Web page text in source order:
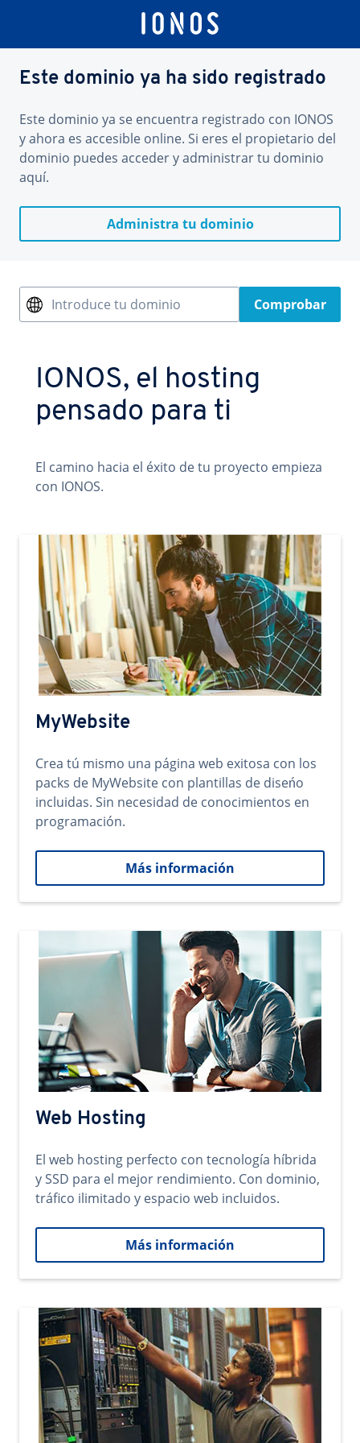
Este dominio ya ha sido registrado
Este dominio ya se encuentra registrado con IONOS
y ahora es accesible online. Si eres el propietario del
dominio puedes acceder y administrar tu dominio
aquí.
Administra tu dominio
Introduce tu dominio Comprobar
IONOS, el hosting
pensado para ti
El camino hacia el éxito de tu proyecto empieza
con IONOS.
MyWebsite
Crea tú mismo una página web exitosa con los
packs de MyWebsite con plantillas de diseńo
incluidas. Sin necesidad de conocimientos en
programación.
Más información
Web Hosting
El web hosting perfecto con tecnología híbrida
y SSD para el mejor rendimiento. Con dominio,
tráfico ilimitado y espacio web incluidos.
Más información